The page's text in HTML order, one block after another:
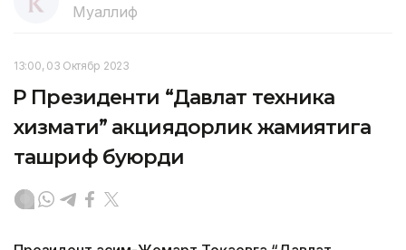
Муаллиф
13:00, 03 Октябр 2023
ҚР Президенти “Давлат техника
хизмати” акциядорлик жамиятига
ташриф буюрди